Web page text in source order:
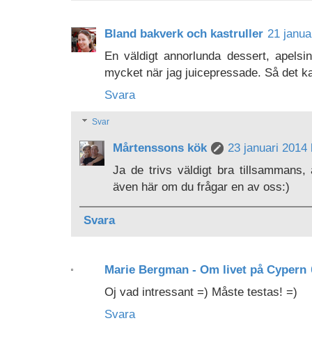
Bland bakverk och kastruller 21
En väldigt annorlunda dessert,
mycket när jag juicepressade. Så det
Svara
Svar
Mårtenssons kök
23 januari 2014
Ja de trivs väldigt bra tillsammans,
även här om du frågar en av oss:)
Svara
Marie Bergman - Om livet på Cypern
Oj vad intressant =) Måste testas! =)
Svara